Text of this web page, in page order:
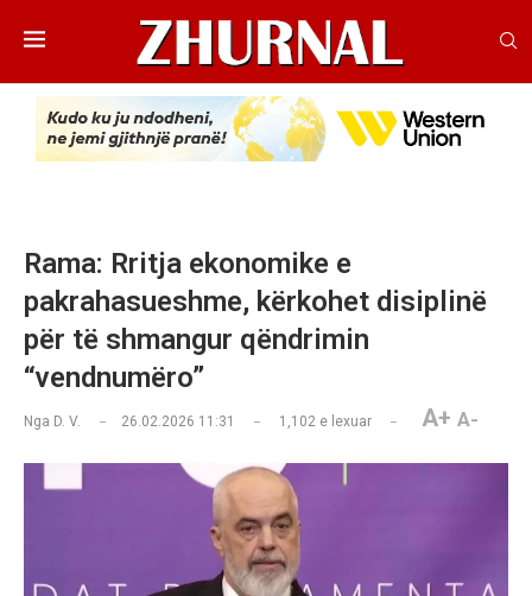
Rama: Rritja ekonomike e
pakrahasueshme, kërkohet disiplinë
për të shmangur qëndrimin
“vendnumëro”
Nga D. V. 26.02.2026 11:31 1,102 e lexuar A+ A-